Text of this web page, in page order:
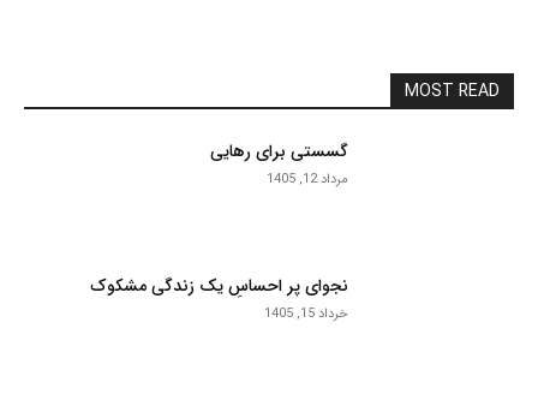
MOST READ
گسستی برای رهایی
مرداد 12, 1405
نجوای پر احساسِ یک زندگی مشکوک
خرداد 15, 1405